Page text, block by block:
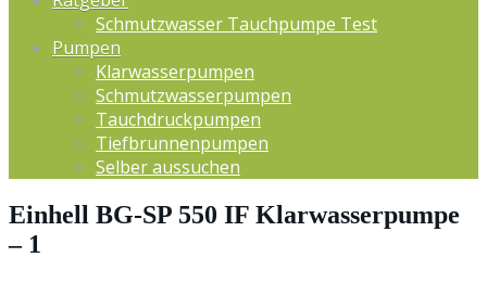
Schmutzwasser Tauchpumpe Test
Pumpen
Klarwasserpumpen
Schmutzwasserpumpen
Tauchdruckpumpen
Tiefbrunnenpumpen
Selber aussuchen
Einhell BG-SP 550 IF Klarwasserpumpe
– 1